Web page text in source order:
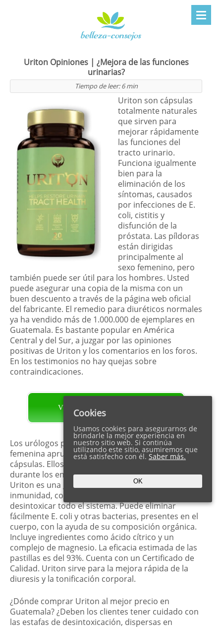
Uriton Opiniones | ¿Mejora de las funciones
urinarias?
Tiempo de leer:6 min
Uriton son cápsulas
totalmente naturales
que sirven para
mejorar rápidamente
las funciones del
tracto urinario.
Funciona igualmente
bien para la
eliminación de los
síntomas, causados
por infecciones de E.
coli, cistitis y
disfunción de la
próstata. Las píldoras
están dirigidas
principalmente al
sexo femenino, pero
también puede ser útil para los hombres. Usted
puede asegurar una copia de la misma con un
buen descuento a través de la página web oficial
del fabricante. El remedio para diuréticos normales
ya ha vendido más de 1.000.000 de ejemplares en
Guatemala. Es bastante popular en América
Central y del Sur, a juzgar por las opiniones
positivas de Uriton y los comentarios en los foros.
En los testimonios no hay quejas sobre
contraindicaciones.
VISITA LA PÁGINA OFICIAL
Los urólogos profesionales y los expertos en salud
femenina aprueban las propiedades de las
cápsulas. Ellos han inspeccionado su acción
durante los ensayos clínicos y confirmaron que
Uriton es una gran manera de fortalecer la
inmunidad, combatir la cistitis y la incontinencia, y
desintoxicar todo el sistema. Puede eliminar
fácilmente E. coli y otras bacterias, presentes en el
cuerpo, con la ayuda de su composición orgánica.
Incluye ingredientes como ácido cítrico y un
complejo de magnesio. La eficacia estimada de las
pastillas es del 93%. Cuenta con un Certificado de
Calidad. Uriton sirve para la mejora rápida de la
diuresis y la tonificación corporal.
¿Dónde comprar Uriton al mejor precio en
Guatemala? ¿Deben los clientes tener cuidado con
las estafas de desintoxicación, dispersas en
Cookies
Usamos cookies para asegurarnos de
brindarle la mejor experiencia en
nuestro sitio web. Si continúa
utilizando este sitio, asumiremos que
está satisfecho con él. Saber más.
OK